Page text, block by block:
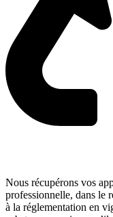
Nous récupérons vos
professionnelle, dans le
à la réglementation en